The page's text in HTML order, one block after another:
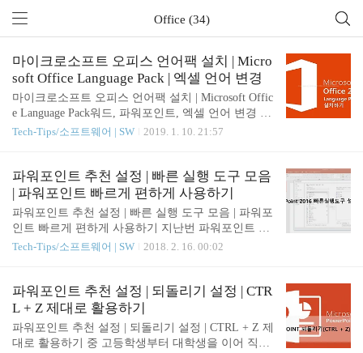
Office (34)
마이크로소프트 오피스 언어팩 설치 | Micro
soft Office Language Pack | 엑셀 언어 변경
마이크로소프트 오피스 언어팩 설치 | Microsoft Offic
e Language Pack워드, 파워포인트, 엑셀 언어 변경 간
혹 MS 오피스를 사용하다 보면 영문 버전이 필요한
지원하고 있으니 여기에서 다운을 받아 설치를 하면
된다.** 언어팩 다운로드: https://support.office.com/ko
-kr/article/office%EC%9A%A9-%EC%96%B8%EC%9
6%B4-%EB%B3%B4%EC%A1%B0-%ED%8C%A9-8
2ee1236-0f9a-45ee-9c72-05b026ee809f참고로, 워드,
파워포인트, 엑셀, 아웃룩 등 하나의 Office 제품군의
Tech-Tips/소프트웨어 | SW 2019. 1. 10. 21:57
파워포인트 추천 설정 | 빠른 실행 도구 모음
| 파워포인트 빠르게 편하게 사용하기
파워포인트 추천 설정 | 빠른 실행 도구 모음 | 파워포
인트 빠르게 편하게 사용하기 지난번 파워포인트 추
천 설정에 이어서 또 다른 꿀팁 하나 드리도록 하려
웨어 | SW] - 파워포인트 추천 설정 | 되돌리기 설정 |
CTRL + Z 제대로 활용하기 바로 '빠른 실행 도구 모
음' 설정인데요, 파워포인트 메뉴 곳곳에 숨어있는
다양한 메뉴가 있지만 자주 쓰는 것은 모아서 빠르게
Tech-Tips/소프트웨어 | SW 2018. 2. 16. 00:02
파워포인트 추천 설정 | 되돌리기 설정 | CTR
L + Z 제대로 활용하기
파워포인트 추천 설정 | 되돌리기 설정 | CTRL + Z 제
대로 활용하기 중 고등학생부터 대학생을 이어 직장